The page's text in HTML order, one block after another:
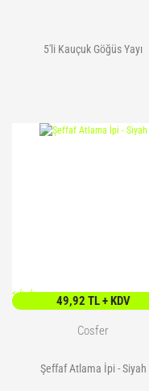
5'li Kauçuk Göğüs Yayı
</> />
49,92 TL + KDV
Cosfer
Şeffaf Atlama İpi - Siyah